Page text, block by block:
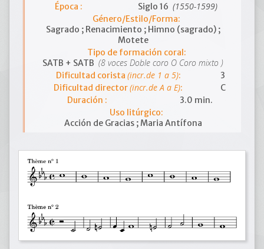
Época :
Siglo 16 (1550-1599)
Género/Estilo/Forma:
Sagrado ; Renacimiento ; Himno (sagrado) ;
Motete
Tipo de formación coral:
SATB + SATB (8 voces Doble coro O Coro mixto )
Dificultad corista (incr.de 1 a 5):
3
Dificultad director(incr.de A a E):
C
Duración :
3.0 min.
Uso litúrgico:
Acción de Gracias ; Maria Antífona